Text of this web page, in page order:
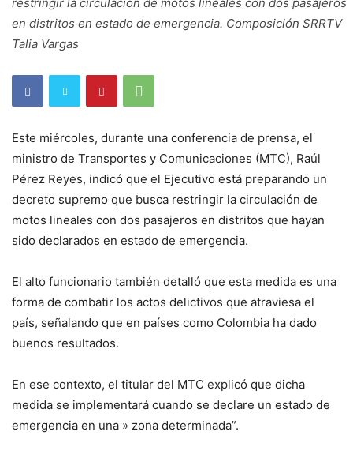
en distritos en estado de emergencia. Composición SRRTV
Talia Vargas
Este miércoles, durante una conferencia de prensa, el
ministro de Transportes y Comunicaciones (MTC), Raúl
Pérez Reyes, indicó que el Ejecutivo está preparando un
decreto supremo que busca restringir la circulación de
motos lineales con dos pasajeros en distritos que hayan
sido declarados en estado de emergencia.
El alto funcionario también detalló que esta medida es una
forma de combatir los actos delictivos que atraviesa el
país, señalando que en países como Colombia ha dado
buenos resultados.
En ese contexto, el titular del MTC explicó que dicha
medida se implementará cuando se declare un estado de
emergencia en una » zona determinada”.